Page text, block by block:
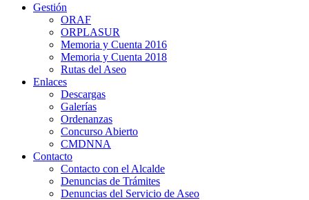
Gestión
ORAF
ORPLASUR
Memoria y Cuenta 2016
Memoria y Cuenta 2018
Rutas del Aseo
Enlaces
Descargas
Galerías
Ordenanzas
Concurso Abierto
CMDNNA
Contacto
Contacto con el Alcalde
Denuncias de Trámites
Denuncias del Servicio de Aseo